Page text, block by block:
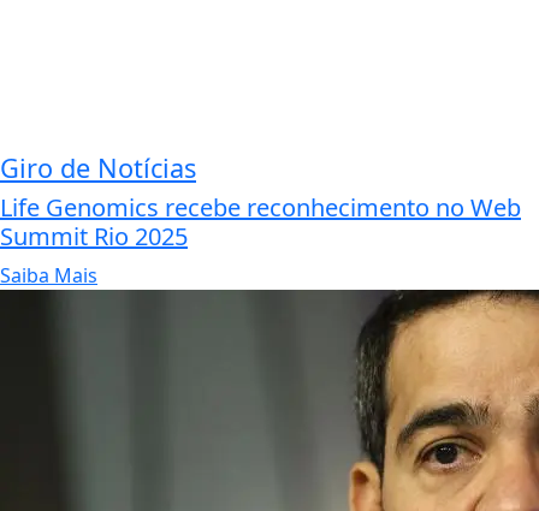
Giro de Notícias
Life Genomics recebe reconhecimento no Web
Summit Rio 2025
Saiba Mais